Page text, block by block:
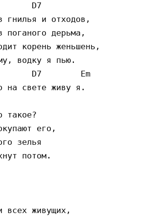
D7
гнилья и отходов,
поганого дерьма,
корень женьшень,
водку я пью.
D7        Em
на свете живу я.
такое?
его,
зелья
потом.
всех живущих,